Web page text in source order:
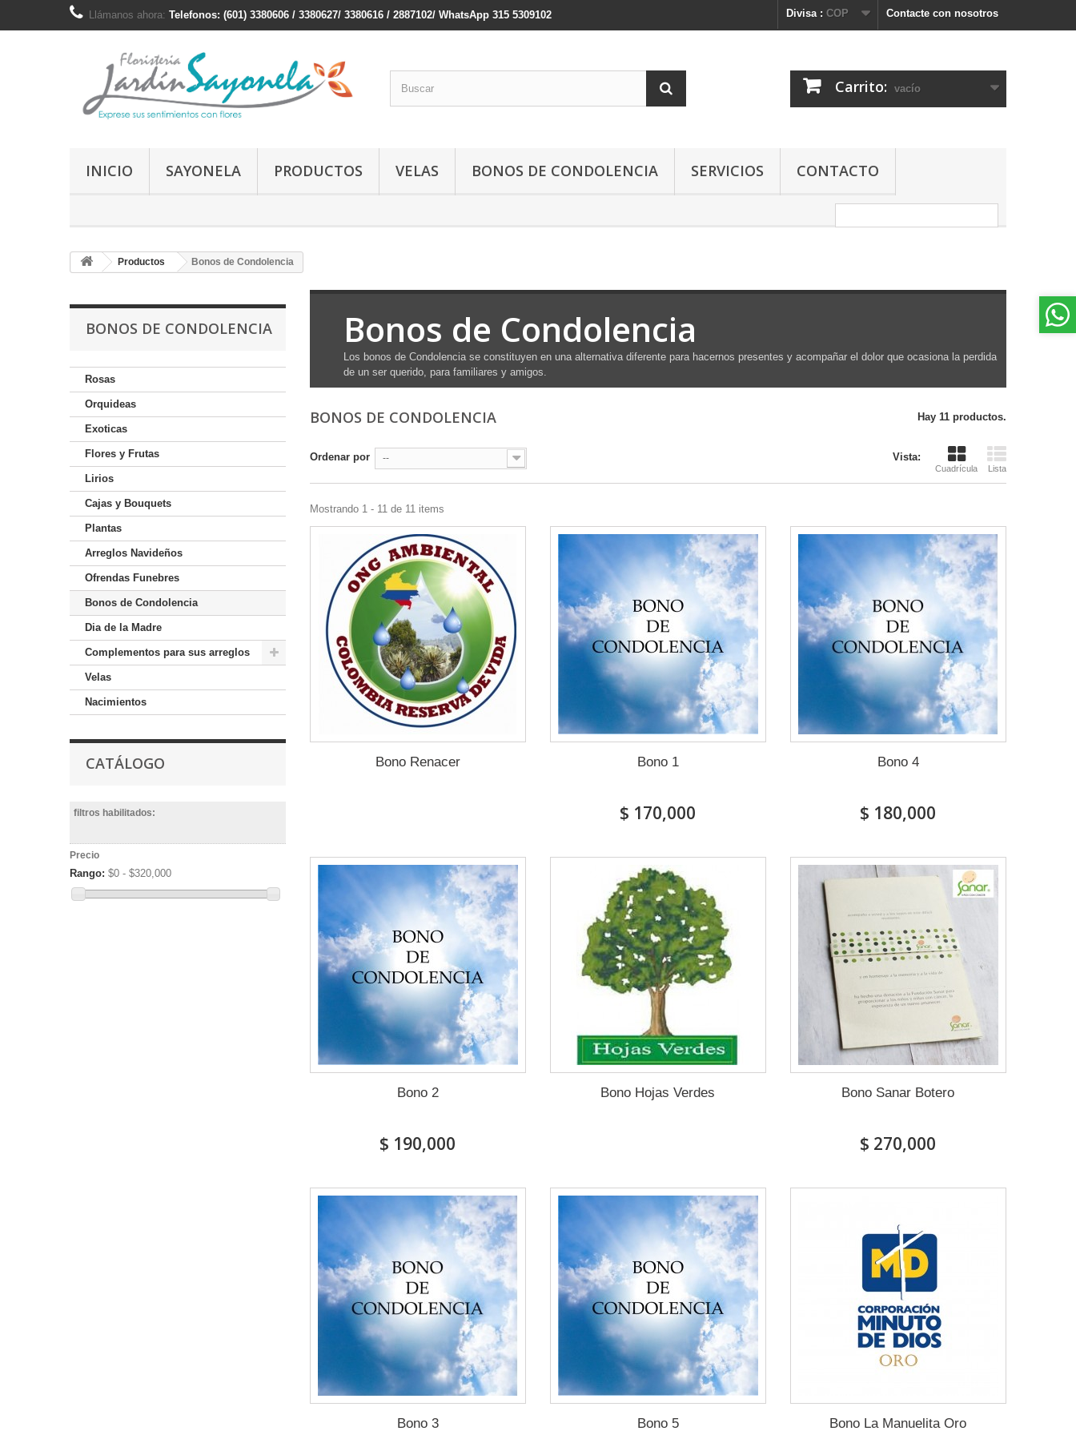
Contacte con nosotros
Llámanos ahora: Telefonos: (601) 3380606 / 3380627/ 3380616 / 2887102/ WhatsApp 315 5309102 Divisa : COP
Carrito: vacío
INICIO SAYONELA PRODUCTOS VELAS BONOS DE CONDOLENCIA SERVICIOS CONTACTO
Productos Bonos de Condolencia
BONOS DE CONDOLENCIA
Rosas
Orquideas
Exoticas
Flores y Frutas
Lirios
Cajas y Bouquets
Plantas
Arreglos Navideños
Ofrendas Funebres
Bonos de Condolencia
Dia de la Madre
Complementos para sus arreglos
Velas
Nacimientos
CATÁLOGO
filtros habilitados:
Precio
Rango: $0 - $320,000
Bonos de Condolencia
Los bonos de Condolencia se constituyen en una alternativa diferente para hacernos presentes y acompañar el dolor que ocasiona la perdida
de un ser querido, para familiares y amigos.
BONOS DE CONDOLENCIA Hay 11 productos.
Vista:
Cuadrícula Lista
Ordenar por --
Mostrando 1 - 11 de 11 items
Bono Renacer Bono 1
$ 170,000
Bono 4
$ 180,000
Bono 2
$ 190,000
Bono Hojas Verdes Bono Sanar Botero
$ 270,000
Bono 3 Bono 5 Bono La Manuelita Oro